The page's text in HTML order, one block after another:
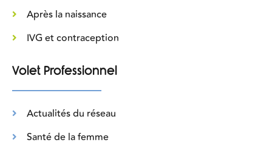
Après la naissance
IVG et contraception
Volet Professionnel
Actualités du réseau
Santé de la femme